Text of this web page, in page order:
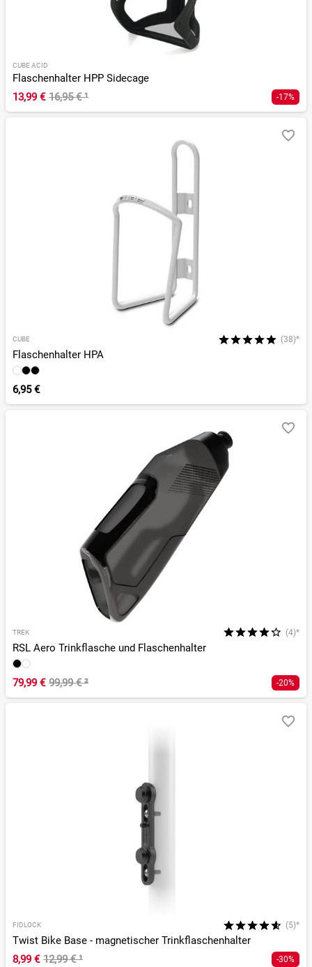
CUBE ACID
Flaschenhalter HPP Sidecage
13,99 € 16,95 €¹ -17%
CUBE (38)*
Flaschenhalter HPA
6,95 €
TREK (4)*
RSL Aero Trinkflasche und Flaschenhalter
79,99 € 99,99 €² -20%
FIDLOCK (5)*
Twist Bike Base - magnetischer Trinkflaschenhalter
8,99 € 12,99 €¹ -30%